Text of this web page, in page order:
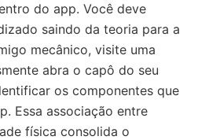
do app. Você deve
saindo da teoria para a
mecânico, visite uma
abra o capô do seu
os componentes que
Essa associação entre
física consolida o